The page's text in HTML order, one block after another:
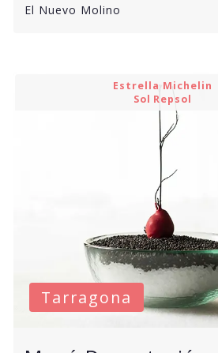
El Nuevo Molino
Estrella Michelin
Sol Repsol
Tarragona